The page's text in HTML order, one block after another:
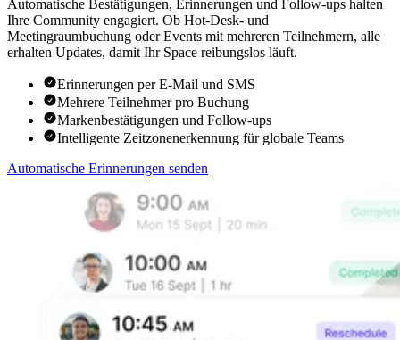
Automatische Bestätigungen, Erinnerungen und Follow-ups halten
Ihre Community engagiert. Ob Hot-Desk- und
Meetingraumbuchung oder Events mit mehreren Teilnehmern, alle
erhalten Updates, damit Ihr Space reibungslos läuft.
Erinnerungen per E-Mail und SMS
Mehrere Teilnehmer pro Buchung
Markenbestätigungen und Follow-ups
Intelligente Zeitzonenerkennung für globale Teams
Automatische Erinnerungen senden